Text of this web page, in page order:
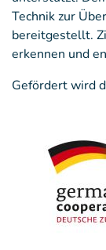
Technik zur
bereitgestellt.
erkennen und
Gefördert wird